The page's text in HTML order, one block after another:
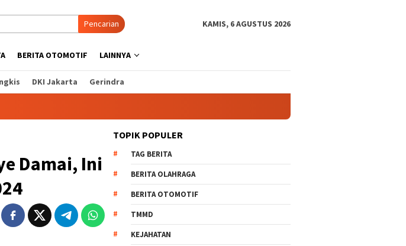
Pencarian KAMIS, 6 AGUSTUS 2026
BERITA OTOMOTIF LAINNYA
DKI Jakarta Gerindra
Damai, Ini
TOPIK POPULER
TAG BERITA
BERITA OLAHRAGA
BERITA OTOMOTIF
TMMD
KEJAHATAN